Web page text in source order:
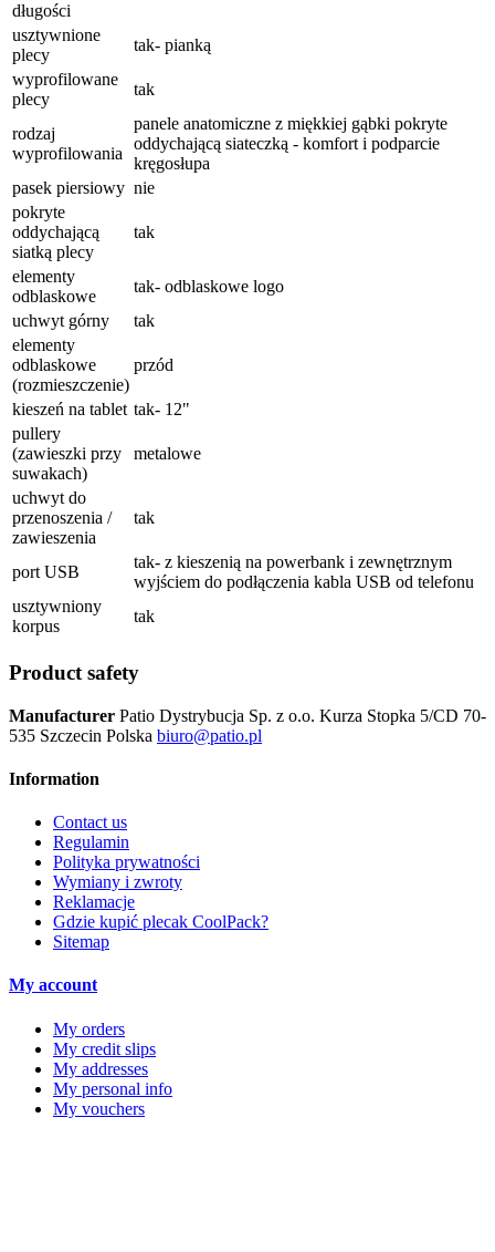
długości
usztywnione
plecy
tak- pianką
wyprofilowane
plecy
tak
rodzaj
wyprofilowania
panele anatomiczne z miękkiej gąbki pokryte
oddychającą siateczką - komfort i podparcie
kręgosłupa
pasek piersiowy nie
pokryte
oddychającą
siatką plecy
tak
elementy
odblaskowe
tak- odblaskowe logo
uchwyt górny
tak
elementy
odblaskowe
(rozmieszczenie)
przód
kieszeń na tablet tak- 12"
pullery
(zawieszki przy
suwakach)
metalowe
uchwyt do
przenoszenia /
zawieszenia
tak
port USB
tak- z kieszenią na powerbank i zewnętrznym
wyjściem do podłączenia kabla USB od telefonu
usztywniony
korpus
tak
Product safety
Manufacturer Patio Dystrybucja Sp. z o.o. Kurza Stopka 5/CD 70-
535 Szczecin Polska biuro@patio.pl
Information
Contact us
Regulamin
Polityka prywatności
Wymiany i zwroty
Reklamacje
Gdzie kupić plecak CoolPack?
Sitemap
My account
My orders
My credit slips
My addresses
My personal info
My vouchers